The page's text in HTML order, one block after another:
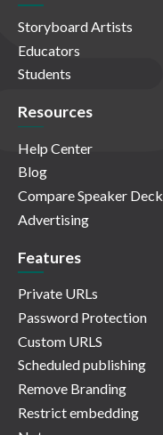
Storyboard Artists
Educators
Students
Resources
Help Center
Blog
Compare Speaker Deck
Advertising
Features
Private URLs
Password Protection
Custom URLS
Scheduled publishing
Remove Branding
Restrict embedding